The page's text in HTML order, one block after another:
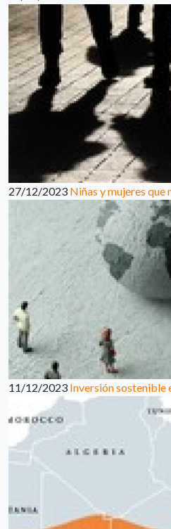
27/12/2023 Niñas y mujeres que
11/12/2023 Inversión sostenible